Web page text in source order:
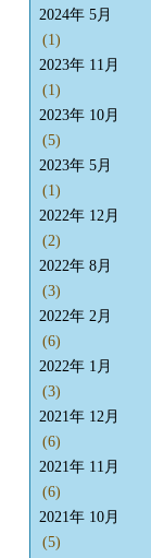
2024年 5月
(1)
2023年 11月
(1)
2023年 10月
(5)
2023年 5月
(1)
2022年 12月
(2)
2022年 8月
(3)
2022年 2月
(6)
2022年 1月
(3)
2021年 12月
(6)
2021年 11月
(6)
2021年 10月
(5)